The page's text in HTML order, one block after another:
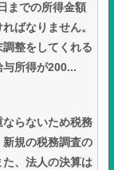
までの所得金額
ばなりません。
整をしてくれる
所得が200...
らないため税務
規の税務調査の
、法人の決算は